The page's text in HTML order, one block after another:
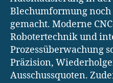
Blechumformung
gemacht. Moderne
Robotertechnik und
Prozessüberwachung
Präzision,
Ausschussquoten.